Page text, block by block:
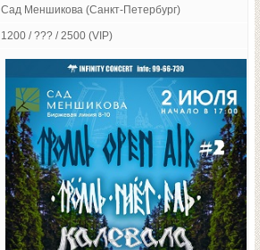
Сад Меншикова (Санкт-Петербург)
1200 / ??? / 2500 (VIP)